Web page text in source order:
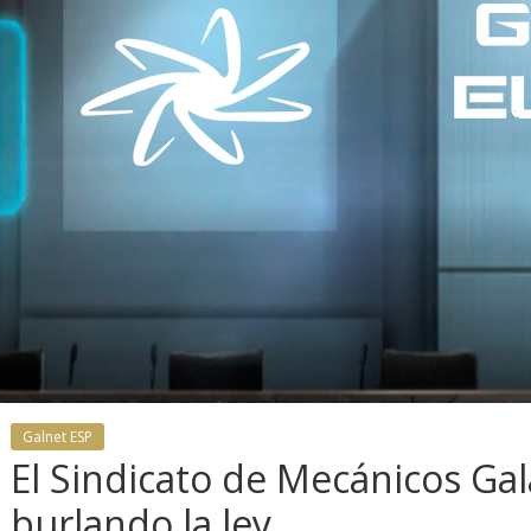
Galnet ESP
El Sindicato de Mecánicos
la